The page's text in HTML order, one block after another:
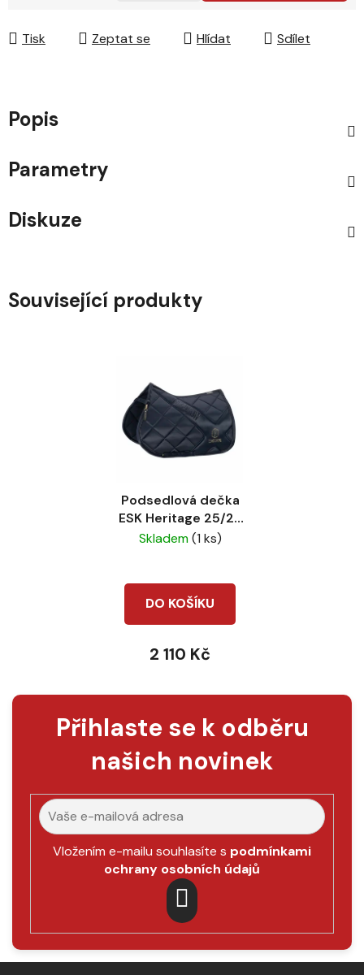
Tisk Zeptat se Hlídat Sdílet
Popis
Parametry
Diskuze
Související produkty
Podsedlová dečka
ESK Heritage 25/26
Bicross mattgloss
Skladem(1 ks)
DO KOŠÍKU
2 110 Kč
Přihlaste se k odběru
našich novinek
Vložením e-mailu souhlasíte s podmínkami
ochrany osobních údajů
PŘIHLÁSIT
SE